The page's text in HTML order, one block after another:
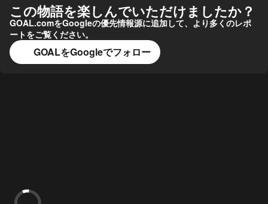
この物語を楽しんでいただけましたか？
GOAL.comをGoogleの優先情報源に追加して、より多くのレポ
ートをご覧ください。
GOALをGoogleでフォロー